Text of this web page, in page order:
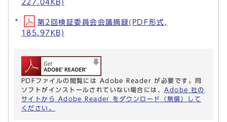
227.04KB)
第2回検証委員会会議摘録(PDF形式,
185.97KB)
PDFファイルの閲覧には Adobe Reader が必要です。同
ソフトがインストールされていない場合には、 Adobe 社の
サイトから Adobe Reader をダウンロード（無償）して
ください。